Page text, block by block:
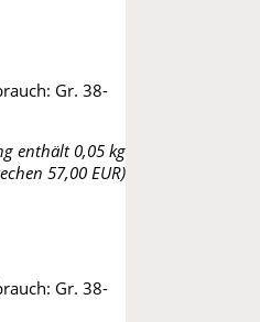
Gr. 38-
enthält 0,05 kg
57,00 EUR)
Gr. 38-